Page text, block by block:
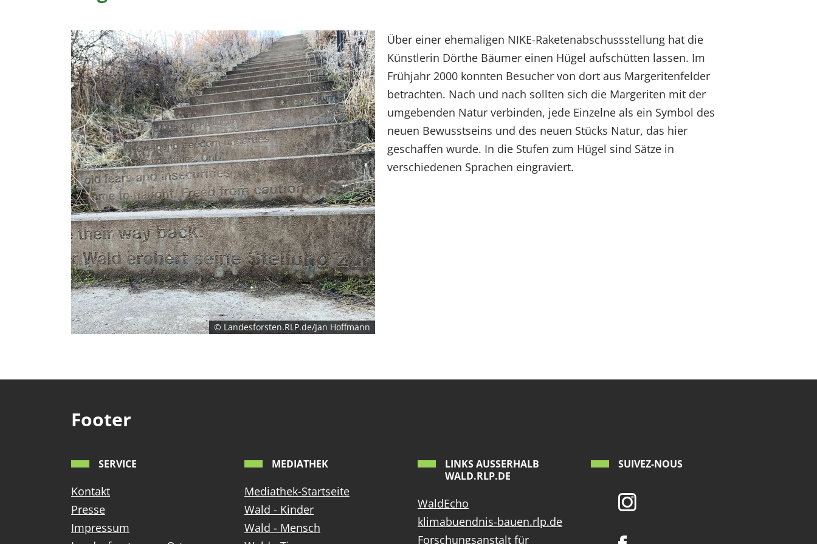
© Landesforsten.RLP.de/Jan Hoffmann
Über einer ehemaligen NIKE-Raketenabschussstellung hat die
Künstlerin Dörthe Bäumer einen Hügel aufschütten lassen. Im
Frühjahr 2000 konnten Besucher von dort aus Margeritenfelder
betrachten. Nach und nach sollten sich die Margeriten mit der
umgebenden Natur verbinden, jede Einzelne als ein Symbol des
neuen Bewusstseins und des neuen Stücks Natur, das hier
geschaffen wurde. In die Stufen zum Hügel sind Sätze in
verschiedenen Sprachen eingraviert.
Footer
SERVICE
Kontakt
Presse
Impressum
MEDIATHEK
Mediathek-Startseite
Wald - Kinder
Wald - Mensch
LINKS AUSSERHALB W
ALD.RLP.DE
WaldEcho
klimabuendnis-bauen.rlp.de
Forschungsanstalt für
SUIVEZ-NOUS